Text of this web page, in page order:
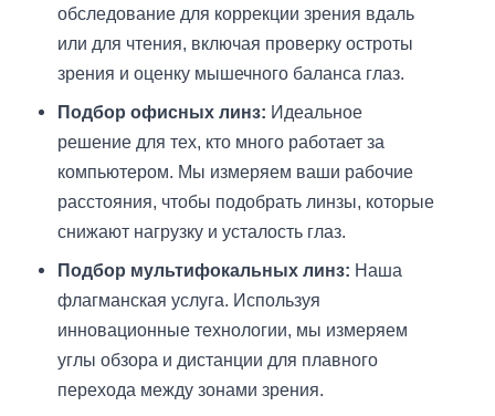
обследование для коррекции зрения вдаль
или для чтения, включая проверку остроты
зрения и оценку мышечного баланса глаз.
Подбор офисных линз: Идеальное
решение для тех, кто много работает за
компьютером. Мы измеряем ваши рабочие
расстояния, чтобы подобрать линзы, которые
снижают нагрузку и усталость глаз.
Подбор мультифокальных линз: Наша
флагманская услуга. Используя
инновационные технологии, мы измеряем
углы обзора и дистанции для плавного
перехода между зонами зрения.